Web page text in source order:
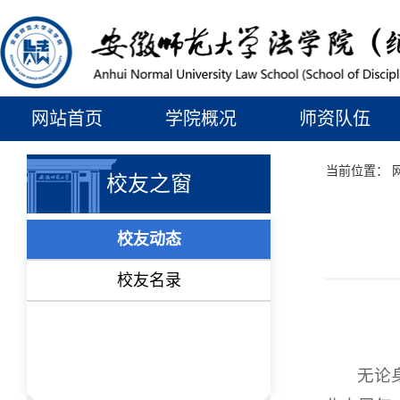
网站首页 学院概况 师资队伍
校友之窗
校友动态
校友名录
当前位置：
无论